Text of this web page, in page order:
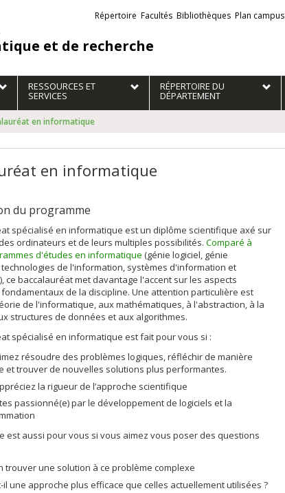
et de recherche
Liens
externes
Répertoire Facultés Bibliothèques Plan campus
RESSOURCES ET
SERVICES
RÉPERTOIRE DU
DÉPARTEMENT
en informatique
en informatique
du programme
spécialisé en informatique est un diplôme scientifique axé sur
ordinateurs et de leurs multiples possibilités. Comparé à
d'études en informatique (génie logiciel, génie
de l'information, systèmes d'information et
ce baccalauréat met davantage l'accent sur les aspects
de la discipline. Une attention particulière est
de l'informatique, aux mathématiques, à l'abstraction, à la
structures de données et aux algorithmes.
spécialisé en informatique est fait pour vous si :
résoudre des problèmes logiques, réfléchir de manière
et trouver de nouvelles solutions plus performantes.
la rigueur de l’approche scientifique
passionné(e) par le développement de logiciels et la
est aussi pour vous si vous aimez vous poser des questions
trouver une solution à ce problème complexe
il une approche plus efficace que celles actuellement utilisées ?